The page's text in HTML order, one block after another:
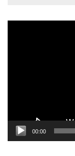
00:00